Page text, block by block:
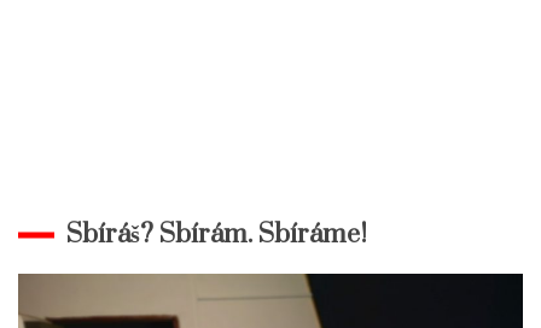
Sbíráš? Sbírám. Sbíráme!